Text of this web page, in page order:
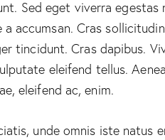
Sed eget viverra egestas
a accumsan. Cras
tincidunt. Cras dapibus.
eleifend tellus.
eleifend ac, enim.
unde omnis iste natus